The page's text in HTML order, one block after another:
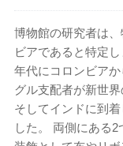
博物館の研究者は
ビアであると特定
年代にコロンビア
グル支配者が新世
そしてインドに到
した。 両側にある